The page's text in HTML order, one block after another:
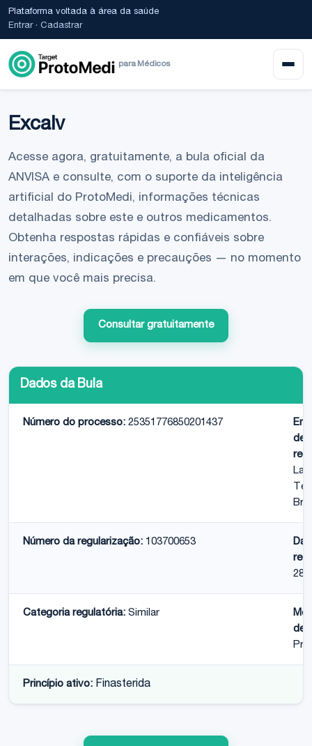
Plataforma voltada à área da saúde
Entrar· Cadastrar
para Médicos
Excalv
Acesse agora, gratuitamente, a bula oficial da
ANVISA e consulte, com o suporte da inteligência
artificial do ProtoMedi, informações técnicas
detalhadas sobre este e outros medicamentos.
Obtenha respostas rápidas e confiáveis sobre
interações, indicações e precauções — no momento
em que você mais precisa.
Consultar gratuitamente
Dados da Bula
Número do processo: 25351776850201437
Número da regularização: 103700653
28/
Categoria regulatória: Similar
de
Princípio ativo: Finasterida